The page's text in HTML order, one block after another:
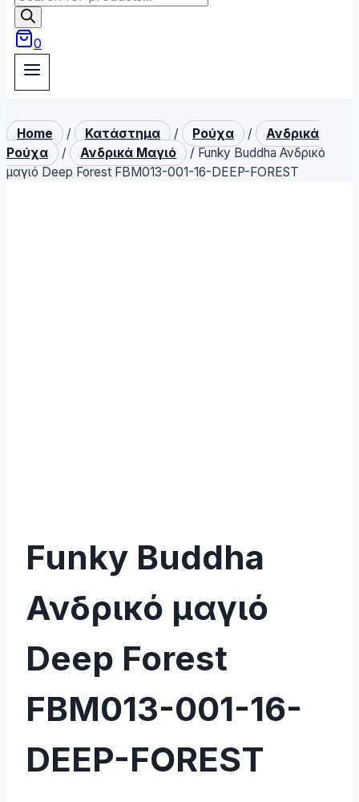
search
0
Home / Κατάστημα / Ρούχα /
Ανδρικά
Ρούχα
/ Ανδρικά Μαγιό / Funky Buddha Ανδρικό
μαγιό Deep Forest FBM013-001-16-DEEP-FOREST
Funky Buddha
Ανδρικό μαγιό
Deep Forest
FBM013-001-16-
DEEP-FOREST